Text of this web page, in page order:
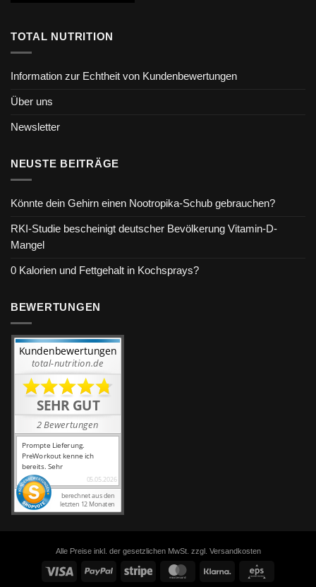
TOTAL NUTRITION
Information zur Echtheit von Kundenbewertungen
Über uns
Newsletter
NEUSTE BEITRÄGE
Könnte dein Gehirn einen Nootropika-Schub gebrauchen?
RKI-Studie bescheinigt deutscher Bevölkerung Vitamin-D-
Mangel
0 Kalorien und Fettgehalt in Kochsprays?
BEWERTUNGEN
Alle Preise inkl. der gesetzlichen MwSt. zzgl. Versandkosten
Visa PayPal Stripe MasterCard Klarna